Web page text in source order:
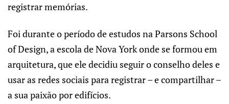
registrar memórias.
Foi durante o período de estudos na Parsons School
of Design, a escola de Nova York onde se formou em
arquitetura, que ele decidiu seguir o conselho deles e
usar as redes sociais para registrar – e compartilhar –
a sua paixão por edifícios.